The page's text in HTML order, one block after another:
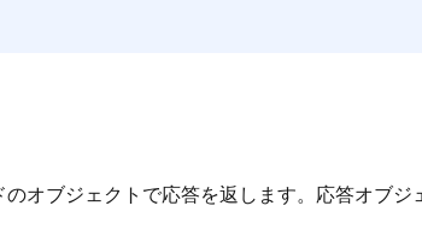
オブジェクトで応答を返します。応答オブジ